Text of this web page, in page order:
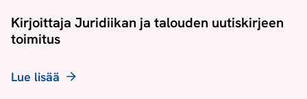
Kirjoittaja Juridiikan ja talouden uutiskirjeen
toimitus
Lue lisää